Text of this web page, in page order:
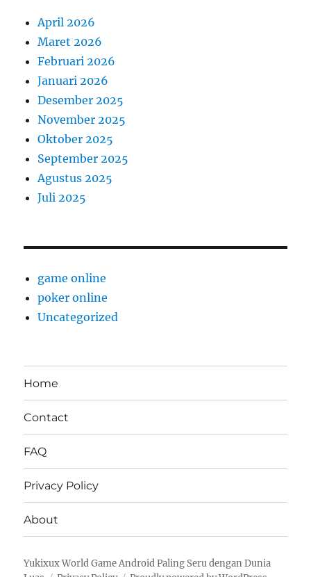
April 2026
Maret 2026
Februari 2026
Januari 2026
Desember 2025
November 2025
Oktober 2025
September 2025
Agustus 2025
Juli 2025
game online
poker online
Uncategorized
Home
Contact
FAQ
Privacy Policy
About
Yukixux World Game Android Paling Seru dengan Dunia